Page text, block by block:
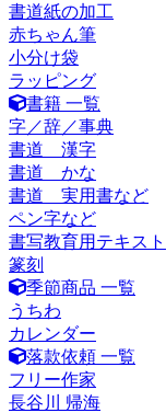
書道紙の加工
赤ちゃん筆
小分け袋
ラッピング
書籍 一覧
字／辞／事典
書道 漢字
書道 かな
書道 実用書など
ペン字など
書写教育用テキスト
篆刻
季節商品 一覧
うちわ
カレンダー
落款依頼 一覧
フリー作家
長谷川 帰海